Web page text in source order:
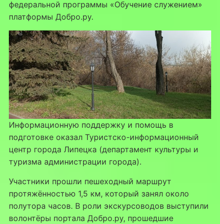
федеральной программы «Обучение служением»
платформы Добро.ру.
Информационную поддержку и помощь в
подготовке оказал Туристско-информационный
центр города Липецка (департамент культуры и
туризма администрации города).
Участники прошли пешеходный маршрут
протяжённостью 1,5 км, который занял около
полутора часов. В роли экскурсоводов выступили
волонтёры портала Добро.ру, прошедшие